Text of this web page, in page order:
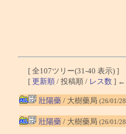
[ 全107ツリー(31-40 表示) ]
[ 更新順 / 投稿順 / レス数 ] ←
壯陽藥/ 大樹藥局 (26/01/
壯陽藥/ 大樹藥局 (26/01/